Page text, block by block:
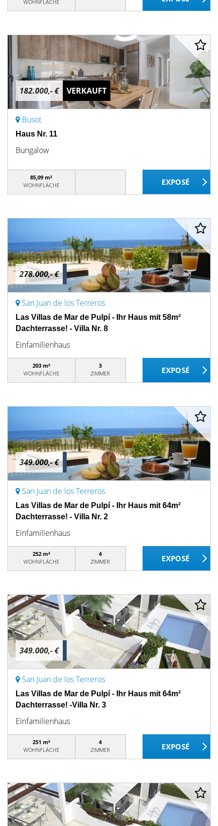
WOHNFLÄCHE
182.000,- € VERKAUFT
Busot
Haus Nr. 11
Bungalow
85,09 m²
WOHNFLÄCHE
278.000,- €
San Juan de los Terreros
Las Villas de Mar de Pulpí - Ihr Haus mit 58m²
Dachterrasse! - Villa Nr. 8
Einfamilienhaus
203 m²
WOHNFLÄCHE
3
ZIMMER
349.000,- €
San Juan de los Terreros
Las Villas de Mar de Pulpí - Ihr Haus mit 64m²
Dachterrasse! - Villa Nr. 2
Einfamilienhaus
252 m²
WOHNFLÄCHE
4
ZIMMER
349.000,- €
San Juan de los Terreros
Las Villas de Mar de Pulpí - Ihr Haus mit 64m²
Dachterrasse! -Villa Nr. 3
Einfamilienhaus
251 m²
WOHNFLÄCHE
4
ZIMMER